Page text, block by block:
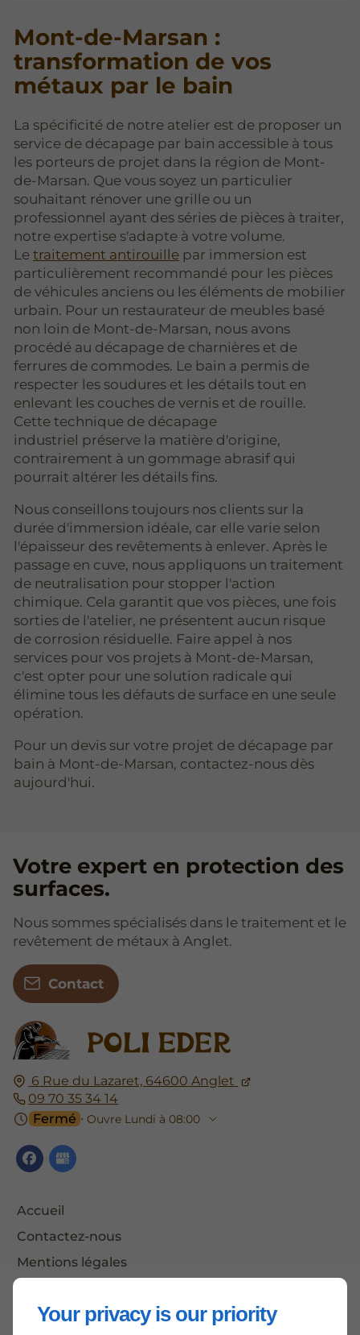
Your privacy is our priority
Mont-de-Marsan :
transformation de vos
métaux par le bain
La spécificité de notre atelier est de proposer un
service de décapage par bain accessible à tous
les porteurs de projet dans la région de Mont-
de-Marsan. Que vous soyez un particulier
souhaitant rénover une grille ou un
professionnel ayant des séries de pièces à traiter,
notre expertise s'adapte à votre volume.
Le traitement antirouille par immersion est
particulièrement recommandé pour les pièces
de véhicules anciens ou les éléments de mobilier
urbain. Pour un restaurateur de meubles basé
non loin de Mont-de-Marsan, nous avons
procédé au décapage de charnières et de
ferrures de commodes. Le bain a permis de
respecter les soudures et les détails tout en
enlevant les couches de vernis et de rouille.
Cette technique de décapage
industriel préserve la matière d'origine,
contrairement à un gommage abrasif qui
pourrait altérer les détails fins.
Nous conseillons toujours nos clients sur la
durée d'immersion idéale, car elle varie selon
l'épaisseur des revêtements à enlever. Après le
passage en cuve, nous appliquons un traitement
de neutralisation pour stopper l'action
chimique. Cela garantit que vos pièces, une fois
sorties de l'atelier, ne présentent aucun risque
de corrosion résiduelle. Faire appel à nos
services pour vos projets à Mont-de-Marsan,
c'est opter pour une solution radicale qui
élimine tous les défauts de surface en une seule
opération.
Pour un devis sur votre projet de décapage par
bain à Mont-de-Marsan, contactez-nous dès
aujourd'hui.
6 Rue du Lazaret, 64600 Anglet
09 70 35 34 14
Fermé ⋅ Ouvre Lundi à 08:00
Accueil
Contactez-nous
Mentions légales
Votre expert en protection des
surfaces.
Nous sommes spécialisés dans le traitement et le
revêtement de métaux à Anglet.
Contact